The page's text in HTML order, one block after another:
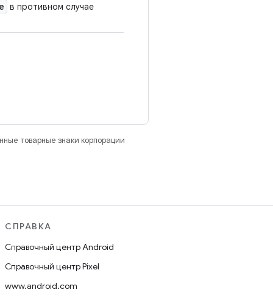
в противном случае
товарные знаки корпорации
СПРАВКА
Справочный центр Android
Справочный центр Pixel
www.android.com